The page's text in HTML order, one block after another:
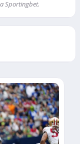
Sportingbet.